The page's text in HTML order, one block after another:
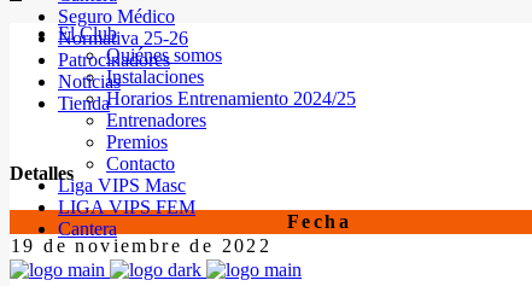
El Club
Quiénes somos
Instalaciones
Horarios Entrenamiento 2024/25
Entrenadores
Premios
Contacto
Liga VIPS Masc
LIGA VIPS FEM
Cantera
Seguro Médico
Normativa 25-26
Patrocinadores
Noticias
Tienda
Detalles
Fecha
19 de noviembre de 2022